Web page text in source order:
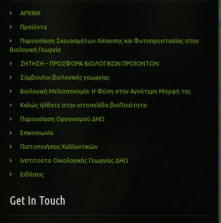
ΑΡΧΙΚΗ
Προϊόντα
Παρουσίαση Σκευασμάτων Λίπανσης και Φυτοπροστασίας στην
Βιολογική Γεωργία
ΖΗΤΗΣΗ – ΠΡΟΣΦΟΡΑ ΒΙΟΛΟΓΙΚΩΝ ΠΡΟΪΟΝΤΩΝ
Σύμβουλοι βιολογικής γεωργίας
Βιολογική Μελισσοκομία: Η Φύση στην Αγνότερη Μορφή της
Καλώς ήλθατε στην ιστοσελίδα βιοΠοιότητα
Παρουσίαση Οργανισμού ΔΗΩ
Επικοινωνία
Πιστοποιήσεις Καλλυντικών
Ινστιτούτο Οικολογικής Γεωργίας ΔΗΩ
Ειδήσεις
Get In Touch